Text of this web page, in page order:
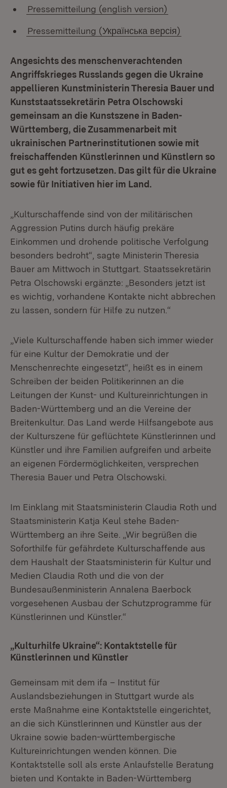
Pressemitteilung (english version)
Pressemitteilung (Українська версія)
Angesichts des menschenverachtenden
Angriffskrieges Russlands gegen die Ukraine
appellieren Kunstministerin Theresia Bauer und
Kunststaatssekretärin Petra Olschowski
gemeinsam an die Kunstszene in Baden-
Württemberg, die Zusammenarbeit mit
ukrainischen Partnerinstitutionen sowie mit
freischaffenden Künstlerinnen und Künstlern so
gut es geht fortzusetzen. Das gilt für die Ukraine
sowie für Initiativen hier im Land.
„Kulturschaffende sind von der militärischen
Aggression Putins durch häufig prekäre
Einkommen und drohende politische Verfolgung
besonders bedroht“, sagte Ministerin Theresia
Bauer am Mittwoch in Stuttgart. Staatssekretärin
Petra Olschowski ergänzte: „Besonders jetzt ist
es wichtig, vorhandene Kontakte nicht abbrechen
zu lassen, sondern für Hilfe zu nutzen.“
„Viele Kulturschaffende haben sich immer wieder
für eine Kultur der Demokratie und der
Menschenrechte eingesetzt“, heißt es in einem
Schreiben der beiden Politikerinnen an die
Leitungen der Kunst- und Kultureinrichtungen in
Baden-Württemberg und an die Vereine der
Breitenkultur. Das Land werde Hilfsangebote aus
der Kulturszene für geflüchtete Künstlerinnen und
Künstler und ihre Familien aufgreifen und arbeite
an eigenen Fördermöglichkeiten, versprechen
Theresia Bauer und Petra Olschowski.
Im Einklang mit Staatsministerin Claudia Roth und
Staatsministerin Katja Keul stehe Baden-
Württemberg an ihre Seite. „Wir begrüßen die
Soforthilfe für gefährdete Kulturschaffende aus
dem Haushalt der Staatsministerin für Kultur und
Medien Claudia Roth und die von der
Bundesaußenministerin Annalena Baerbock
vorgesehenen Ausbau der Schutzprogramme für
Künstlerinnen und Künstler.“
„Kulturhilfe Ukraine“: Kontaktstelle für
Künstlerinnen und Künstler
Gemeinsam mit dem ifa – Institut für
Auslandsbeziehungen in Stuttgart wurde als
erste Maßnahme eine Kontaktstelle eingerichtet,
an die sich Künstlerinnen und Künstler aus der
Ukraine sowie baden-württembergische
Kultureinrichtungen wenden können. Die
Kontaktstelle soll als erste Anlaufstelle Beratung
bieten und Kontakte in Baden-Württemberg